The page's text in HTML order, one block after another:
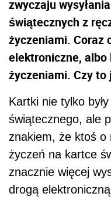
zwyczaju
świątecznych z
życzeniami. Coraz
elektroniczne,
życzeniami. Czy to
Kartki nie tylko
świątecznego, ale
znakiem, że ktoś o
życzeń na kartce
znacznie więcej
drogą